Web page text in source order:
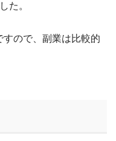
た。
ので、副業は比較的